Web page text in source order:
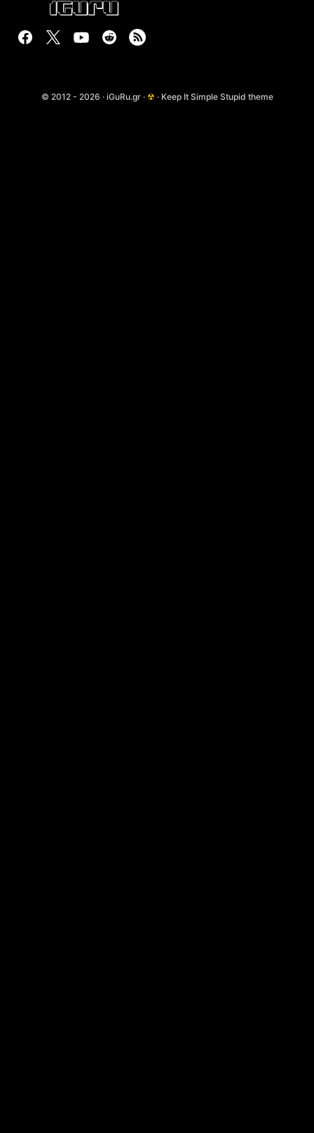
© 2012 - 2026 · iGuRu.gr · ☢ · Keep It Simple Stupid theme